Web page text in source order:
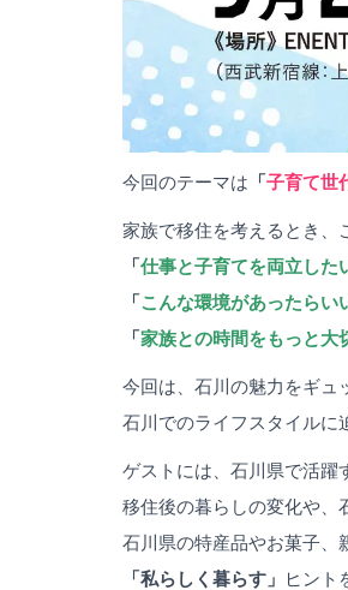
今回のテーマは 「子育て世
家族で移住を考えるとき、
「仕事と子育てを両立した
「こんな環境があったら
「家族との時間をもっと大
今回は、石川の魅力をギュ
石川でのライフスタイルに
ゲストには、石川県で活躍
移住後の暮らしの変化や、
石川県の特産品やお菓子、
「私らしく暮らす」
ヒント